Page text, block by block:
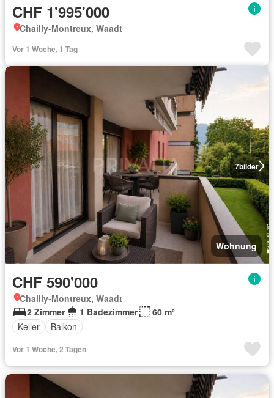
CHF 1'995'000
Chailly-Montreux, Waadt
Vor 1 Woche, 1 Tag
7bilder
Wohnung
CHF 590'000
Chailly-Montreux, Waadt
2 Zimmer
1 Badezimmer
60 m²
Keller
Balkon
Vor 1 Woche, 2 Tagen